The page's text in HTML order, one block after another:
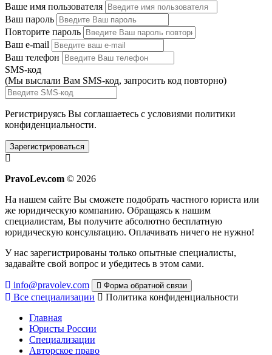
Ваше имя пользователя
Ваш пароль
Повторите пароль
Ваш e-mail
Ваш телефон
SMS-код
(Мы выслали Вам SMS-код, запросить код повторно)
Регистрируясь Вы соглашаетесь с условиями политики
конфиденциальности.
Зарегистрироваться
PravoLev.com © 2026
На нашем сайте Вы сможете подобрать частного юриста или
же юридическую компанию. Обращаясь к нашим
специалистам, Вы получите абсолютно бесплатную
юридическую консультацию. Оплачивать ничего не нужно!
У нас зарегистрированы только опытные специалисты,
задавайте свой вопрос и убедитесь в этом сами.
info@pravolev.com Форма обратной связи
Все специализации
Политика конфиденциальности
Главная
Юристы России
Специализации
Авторское право